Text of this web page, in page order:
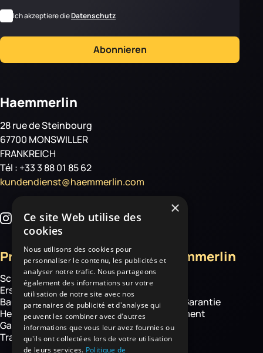
RGPDIch akzeptiere dieDatenschutz
Abonnieren
Haemmerlin
28 rue de Steinbourg
67700 MONSWILLER
FRANKREICH
Tél : +33 3 88 01 85 62
kundendienst@haemmerlin.com
Produkte
Schubkarren
Ersatzteile
Baustelle
Hebetechnik
Garten- und
Transportgeräte
Über Haemmerlin
Über uns
Know how
Haemmerlin-Garantie
CSR-Engagement
News
×
Ce site Web utilise des
cookies
Nous utilisons des cookies pour
personnaliser le contenu, les publicités et
analyser notre trafic. Nous partageons
également des informations sur votre
utilisation de notre site avec nos
partenaires de publicité et d'analyse qui
peuvent les combiner avec d'autres
informations que vous leur avez fournies ou
qu'ils ont collectées lors de votre utilisation
de leurs services. Politique de